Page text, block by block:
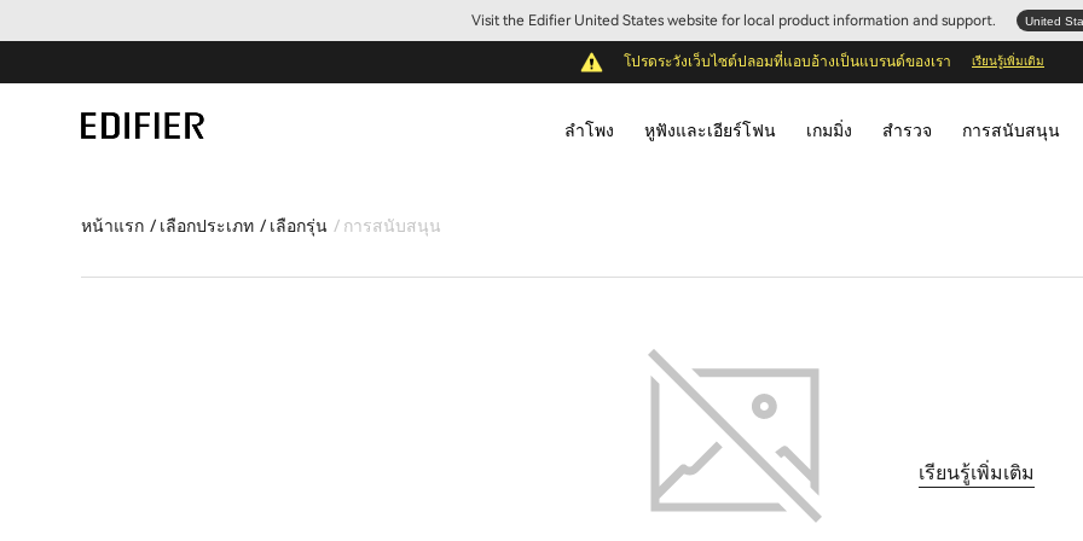
Visit the Edifier United States website for local product information and support. United
โปรดระวังเว็บไซต์ปลอมที่แอบอ้างเป็นแบรนด์ของเรา เรียนรู้เพิ่มเติม
ลำโพง หูฟังและเอียร์โฟน เกมมิ่ง สำรวจ การสนับสนุน
หน้าแรก เลือกประเภท เลือกรุ่น การสนับสนุน
เรียนรู้เพิ่มเติม